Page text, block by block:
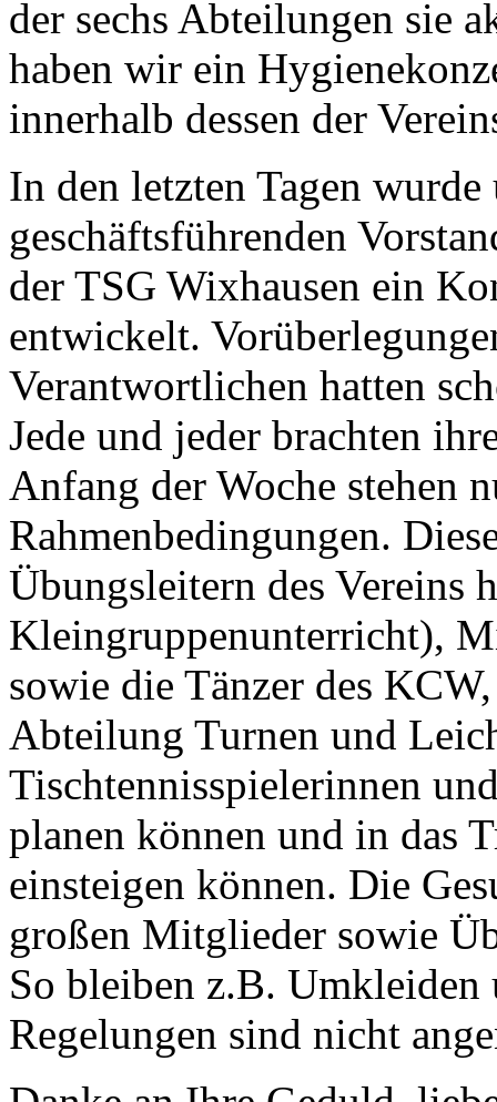
der sechs Abteilungen sie
haben wir ein
innerhalb dessen der
In den letzten Tagen
geschäftsführenden
der TSG Wixhausen ein
entwickelt.
Verantwortlichen hatten
Jede und jeder brachten
Anfang der Woche stehen
Rahmenbedingungen.
Übungsleitern des Vereins
Kleingruppenunterricht),
sowie die Tänzer des
Abteilung Turnen und
Tischtennisspielerinnen
planen können und in das
einsteigen können. Die
großen Mitglieder sowie
So bleiben z.B. Umkleiden
Regelungen sind nicht